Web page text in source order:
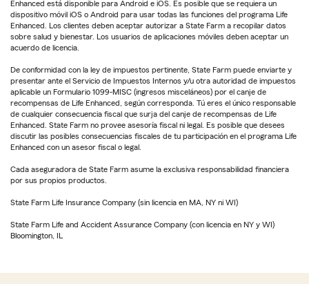
Enhanced está disponible para Android e iOS. Es posible que se requiera un
dispositivo móvil iOS o Android para usar todas las funciones del programa Life
Enhanced. Los clientes deben aceptar autorizar a State Farm a recopilar datos
sobre salud y bienestar. Los usuarios de aplicaciones móviles deben aceptar un
acuerdo de licencia.
De conformidad con la ley de impuestos pertinente, State Farm puede enviarte y
presentar ante el Servicio de Impuestos Internos y/u otra autoridad de impuestos
aplicable un Formulario 1099-MISC (ingresos misceláneos) por el canje de
recompensas de Life Enhanced, según corresponda. Tú eres el único responsable
de cualquier consecuencia fiscal que surja del canje de recompensas de Life
Enhanced. State Farm no provee asesoría fiscal ni legal. Es posible que desees
discutir las posibles consecuencias fiscales de tu participación en el programa Life
Enhanced con un asesor fiscal o legal.
Cada aseguradora de State Farm asume la exclusiva responsabilidad financiera
por sus propios productos.
State Farm Life Insurance Company (sin licencia en MA, NY ni WI)
State Farm Life and Accident Assurance Company (con licencia en NY y WI)
Bloomington, IL